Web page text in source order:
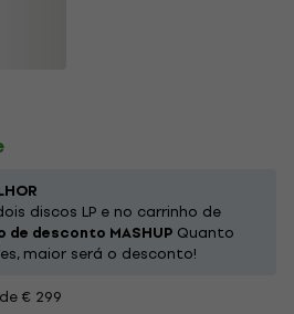
discos LP e no carrinho de
de desconto MASHUP Quanto
maior será o desconto!
€ 299